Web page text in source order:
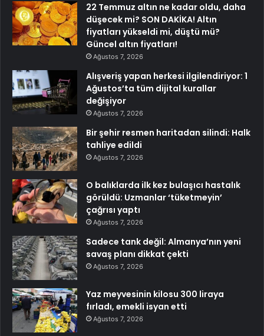
22 Temmuz altın ne kadar oldu, daha
düşecek mi? SON DAKİKA! Altın
fiyatları yükseldi mi, düştü mü?
Güncel altın fiyatları!
Ağustos 7, 2026
Alışveriş yapan herkesi ilgilendiriyor: 1
Ağustos’ta tüm dijital kurallar
değişiyor
Ağustos 7, 2026
Bir şehir resmen haritadan silindi: Halk
tahliye edildi
Ağustos 7, 2026
O balıklarda ilk kez bulaşıcı hastalık
görüldü: Uzmanlar ‘tüketmeyin’
çağrısı yaptı
Ağustos 7, 2026
Sadece tank değil: Almanya’nın yeni
savaş planı dikkat çekti
Ağustos 7, 2026
Yaz meyvesinin kilosu 300 liraya
fırladı, emekli isyan etti
Ağustos 7, 2026